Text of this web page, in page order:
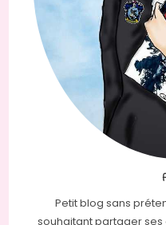
Petit blog sans
souhaitant partager ses